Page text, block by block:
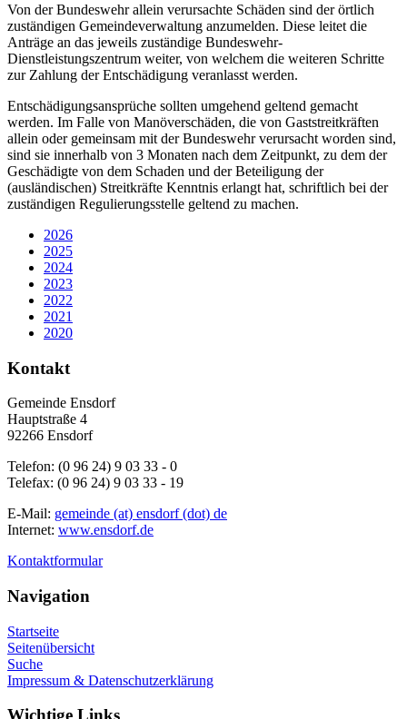
Von der Bundeswehr allein verursachte Schäden sind der örtlich
zuständigen Gemeindeverwaltung anzumelden. Diese leitet die
Anträge an das jeweils zuständige Bundeswehr-
Dienstleistungszentrum weiter, von welchem die weiteren Schritte
zur Zahlung der Entschädigung veranlasst werden.
Entschädigungsansprüche sollten umgehend geltend gemacht
werden. Im Falle von Manöverschäden, die von Gaststreitkräften
allein oder gemeinsam mit der Bundeswehr verursacht worden sind,
sind sie innerhalb von 3 Monaten nach dem Zeitpunkt, zu dem der
Geschädigte von dem Schaden und der Beteiligung der
(ausländischen) Streitkräfte Kenntnis erlangt hat, schriftlich bei der
zuständigen Regulierungsstelle geltend zu machen.
2026
2025
2024
2023
2022
2021
2020
Kontakt
Gemeinde Ensdorf
Hauptstraße 4
92266 Ensdorf
Telefon: (0 96 24) 9 03 33 - 0
Telefax: (0 96 24) 9 03 33 - 19
E-Mail: gemeinde (at) ensdorf (dot) de
Internet: www.ensdorf.de
Kontaktformular
Navigation
Startseite
Seitenübersicht
Suche
Impressum & Datenschutzerklärung